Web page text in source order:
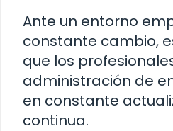
Ante un entorno
constante cambio,
que los
administración de
en constante
continua.